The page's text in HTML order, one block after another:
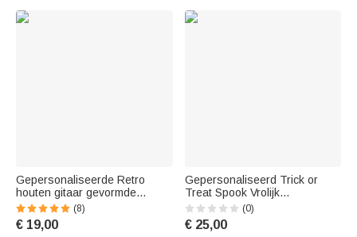
Gepersonaliseerde Retro
houten gitaar gevormde
telefoonstandaard gitaar
plectrum opbergkoffer met
gegraveerde naam
(8)
€ 19,00
Gepersonaliseerd Trick or
Treat Spook Vrolijk
Spookachtig Halloween T-shirt
Pompoen Skelet Shirt
Halloween Cadeau voor
(0)
€ 25,00